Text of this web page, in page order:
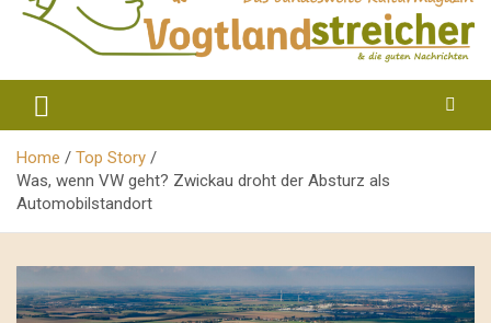
Vogtlandstreicher
Home
Top Story
Was, wenn VW geht? Zwickau droht der Absturz als
Automobilstandort